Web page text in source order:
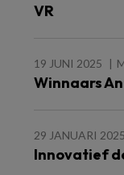
VR
19 JUNI 2025
Winnaars
29 JANUARI 2025
Innovatief